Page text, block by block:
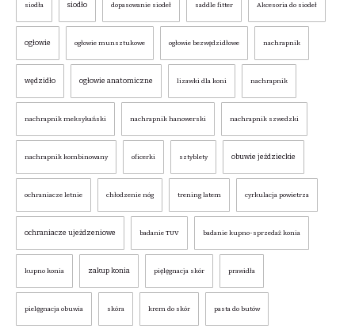
siodła siodło dopasowanie siodeł saddle fitter Akcesoria do siodeł
ogłowie ogłowie munsztukowe ogłowie bezwędzidłowe nachrapnik
wędzidło ogłowie anatomiczne lizawki dla koni nachrapnik
nachrapnik meksykański nachrapnik hanowerski nachrapnik szwedzki
nachrapnik kombinowany oficerki sztyblety obuwie jeździeckie
ochraniacze letnie chłodzenie nóg trening latem cyrkulacja powietrza
ochraniacze ujeżdzeniowe badanie TUV badanie kupno-sprzedaż konia
kupno konia zakup konia pięlęgnacja skór prawidła
pielęgnacja obuwia skóra krem do skór pasta do butów